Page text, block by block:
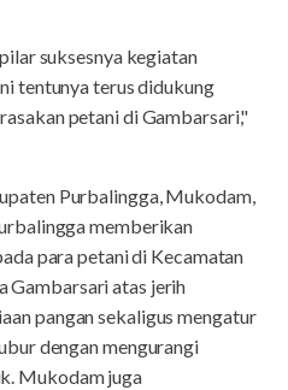
suksesnya kegiatan
tentunya terus didukung
petani di Gambarsari,"
Purbalingga, Mukodam,
memberikan
para petani di Kecamatan
Gambarsari atas jerih
pangan sekaligus mengatur
dengan mengurangi
Mukodam juga